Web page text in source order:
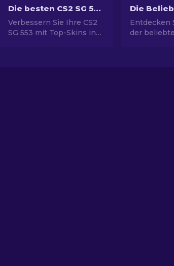
Die besten CS2 SG 553 Skins [2026]
Verbessern Sie Ihre CS2
SG 553 mit Top-Skins in
Entdecken
der